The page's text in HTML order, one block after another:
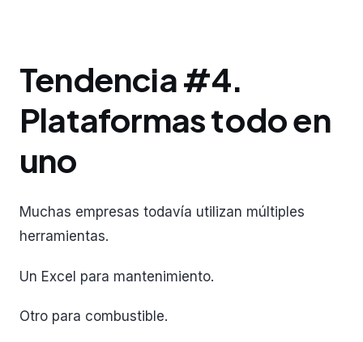
Tendencia #4.
Plataformas todo en
uno
Muchas empresas todavía utilizan múltiples
herramientas.
Un Excel para mantenimiento.
Otro para combustible.